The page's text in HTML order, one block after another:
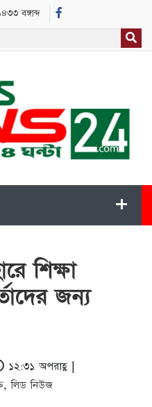
বঙ্গাব্দ
শিক্ষা
জন্য
১২:৩১ অপরাহ্ণ |
,লিড নিউজ